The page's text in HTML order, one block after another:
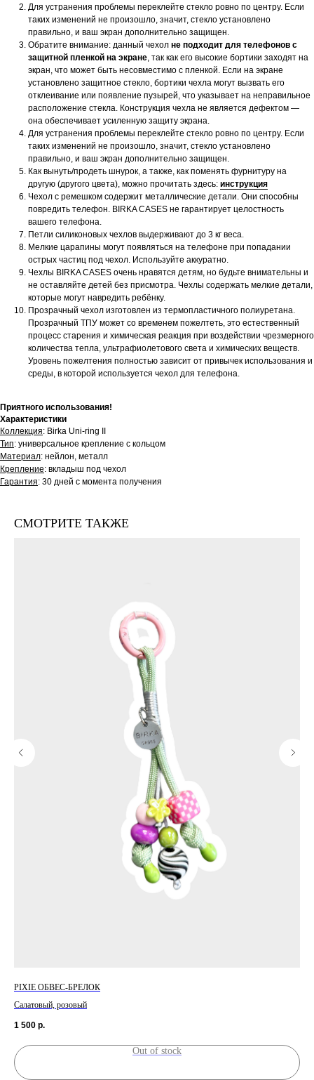
Для устранения проблемы переклейте стекло ровно по центру. Если
таких изменений не произошло, значит, стекло установлено
правильно, и ваш экран дополнительно защищен.
Обратите внимание: данный чехол не подходит для телефонов с
защитной пленкой на экране , так как его высокие бортики заходят на
экран, что может быть несовместимо с пленкой. Если на экране
установлено защитное стекло, бортики чехла могут вызвать его
отклеивание или появление пузырей, что указывает на неправильное
расположение стекла. Конструкция чехла не является дефектом —
она обеспечивает усиленную защиту экрана.
Для устранения проблемы переклейте стекло ровно по центру. Если
таких изменений не произошло, значит, стекло установлено
правильно, и ваш экран дополнительно защищен.
Как вынуть/продеть шнурок, а также, как поменять фурнитуру на
другую (другого цвета), можно прочитать здесь: инструкция
Чехол с ремешком содержит металлические детали. Они способны
повредить телефон. BIRKA CASES не гарантирует целостность
вашего телефона.
Петли силиконовых чехлов выдерживают до 3 кг веса.
Мелкие царапины могут появляться на телефоне при попадании
острых частиц под чехол. Используйте аккуратно.
Чехлы BIRKA CASES очень нравятся детям, но будьте внимательны и
не оставляйте детей без присмотра. Чехлы содержать мелкие детали,
которые могут навредить ребёнку.
Прозрачный чехол изготовлен из термопластичного полиуретана.
Прозрачный ТПУ может со временем пожелтеть, это естественный
процесс старения и химическая реакция при воздействии чрезмерного
количества тепла, ультрафиолетового света и химических веществ.
Уровень пожелтения полностью зависит от привычек использования и
среды, в которой используется чехол для телефона.
Приятного использования!
Характеристики
Коллекция: Birka Uni-ring II
Тип: универсальное крепление с кольцом
Материал: нейлон, металл
Крепление: вкладыш под чехол
Гарантия: 30 дней с момента получения
СМОТРИТЕ ТАКЖЕ
PIXIE ОБВЕС-БРЕЛОК
Салатовый, розовый
1 500 р.
Out of stock